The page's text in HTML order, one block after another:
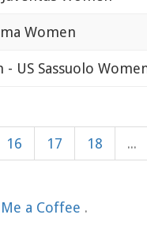
Women
US Sassuolo
16 17 18 ...
a Coffee .